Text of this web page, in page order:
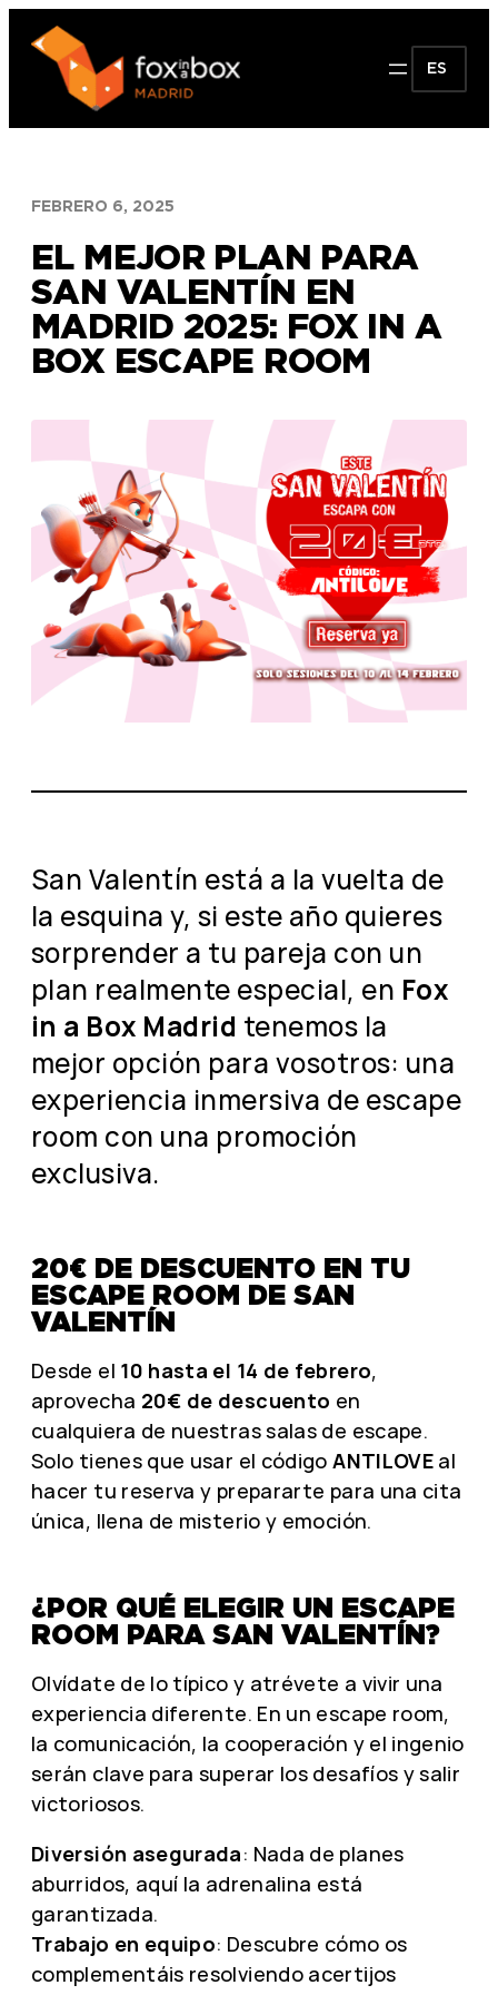
Saltar
contenido
ES
FEBRERO 6, 2025
EL MEJOR PLAN PARA
SAN VALENTÍN EN
MADRID 2025: FOX IN A
BOX ESCAPE ROOM
San Valentín está a la vuelta de
la esquina y, si este año quieres
sorprender a tu pareja con un
plan realmente especial, en Fox
in a Box Madrid tenemos la
mejor opción para vosotros: una
experiencia inmersiva de escape
room con una promoción
exclusiva.
20€ DE DESCUENTO EN TU
ESCAPE ROOM DE SAN
VALENTÍN
Desde el 10 hasta el 14 de febrero,
aprovecha 20€ de descuento en
cualquiera de nuestras salas de escape.
Solo tienes que usar el códigoANTILOVE al
hacer tu reserva y prepararte para una cita
única, llena de misterio y emoción.
¿POR QUÉ ELEGIR UN ESCAPE
ROOM PARA SAN VALENTÍN?
Olvídate de lo típico y atrévete a vivir una
experiencia diferente. En un escape room,
la comunicación, la cooperación y el ingenio
serán clave para superar los desafíos y salir
victoriosos.
Diversión asegurada: Nada de planes
aburridos, aquí la adrenalina está
garantizada.
Trabajo en equipo: Descubre cómo os
complementáis resolviendo acertijos